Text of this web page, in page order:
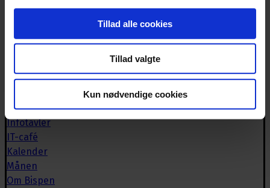
Tillad alle cookies
Tillad valgte
Kun nødvendige cookies
Biblioteket
Bispebrevet
Deutsche Bücherei
Håndværkeriet
Infotavler
IT-café
Kalender
Månen
Om Bispen